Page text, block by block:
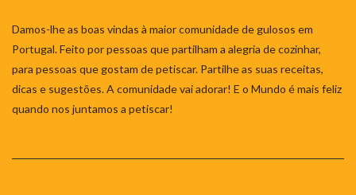
Damos-lhe as boas vindas à maior comunidade de gulosos em
Portugal. Feito por pessoas que partilham a alegria de cozinhar,
para pessoas que gostam de petiscar. Partilhe as suas receitas,
dicas e sugestões. A comunidade vai adorar! E o Mundo é mais feliz
quando nos juntamos a petiscar!